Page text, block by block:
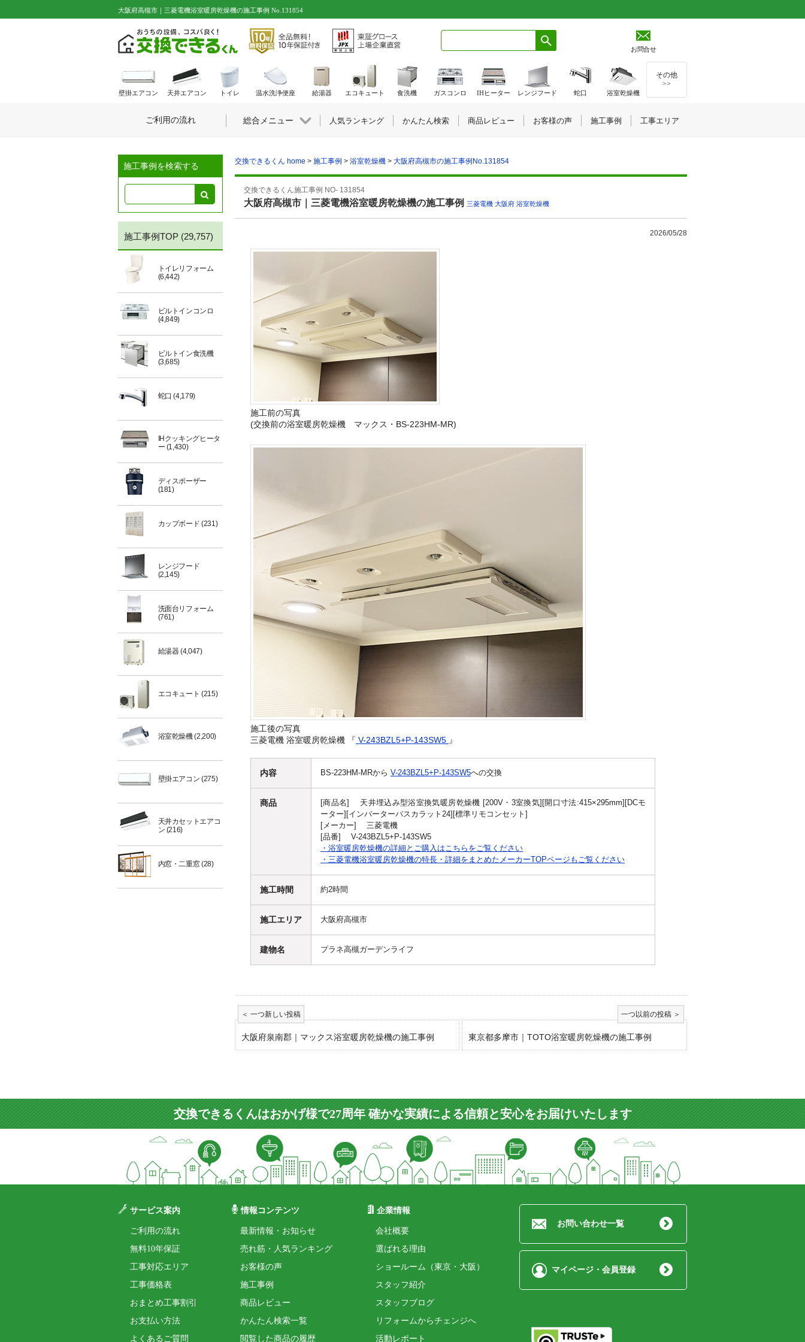
大阪府高槻市｜三菱電機浴室暖房乾燥機の施工事例 No.131854
お問合せ
施工事例を検索する
施工事例TOP (29,757)
トイレリフォーム
(6,442)
ビルトインコンロ
(4,849)
ビルトイン食洗機
(3,685)
蛇口 (4,179)
IHクッキングヒータ
ー (1,430)
ディスポーザー
(181)
カップボード (231)
レンジフード
(2,145)
洗面台リフォーム
(761)
給湯器(4,047)
エコキュート (215)
浴室乾燥機(2,200)
壁掛エアコン (275)
天井カセットエアコ
ン (216)
内窓・二重窓(28)
交換できるくん home > 施工事例 > 浴室乾燥機 > 大阪府高槻市の施工事例No.131854
交換できるくん施工事例 NO- 131854
大阪府高槻市｜三菱電機浴室暖房乾燥機の施工事例 三菱電機 大阪府 浴室乾燥機
2026/05/28
施工前の写真
(交換前の浴室暖房乾燥機 マックス・BS-223HM-MR)
施工後の写真
三菱電機 浴室暖房乾燥機 『 V-243BZL5+P-143SW5 』
内容 BS-223HM-MRから V-243BZL5+P-143SW5への交換
商品
[商品名] 天井埋込み型浴室換気暖房乾燥機 [200V・3室換気][開口寸法:415×295mm][DCモ
ーター][インバーターバスカラット24][標準リモコンセット]
[メーカー] 三菱電機
[品番] V-243BZL5+P-143SW5
・浴室暖房乾燥機の詳細とご購入はこちらをご覧ください
・三菱電機浴室暖房乾燥機の特長・詳細をまとめたメーカーTOPページもご覧ください
施工時間 約2時間
施工エリア 大阪府高槻市
建物名 プラネ高槻ガーデンライフ
大阪府泉南郡｜マックス浴室暖房乾燥機の施工事例 東京都多摩市｜TOTO浴室暖房乾燥機の施工事例
壁掛エアコン 天井エアコン トイレ 温水洗浄便座 給湯器 エコキュート 食洗機 ガスコンロ IHヒーター レンジフード 蛇口 浴室乾燥機
その他
>>
ご利用の流れ 総合メニュー 人気ランキング かんたん検索 商品レビュー お客様の声 施工事例 工事エリア
交換できるくんはおかげ様で27周年 確かな実績による信頼と安心をお届けいたします
サービス案内
ご利用の流れ
無料10年保証
工事対応エリア
工事価格表
おまとめ工事割引
お支払い方法
よくあるご質問
情報コンテンツ
最新情報・お知らせ
売れ筋・人気ランキング
お客様の声
施工事例
商品レビュー
かんたん検索一覧
閲覧した商品の履歴
企業情報
会社概要
選ばれる理由
ショールーム（東京・大阪）
スタッフ紹介
スタッフブログ
リフォームからチェンジへ
活動レポート
お問い合わせ一覧
マイページ・会員登録